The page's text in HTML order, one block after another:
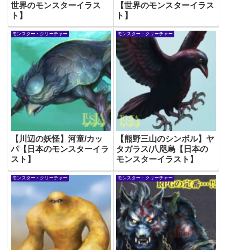
世界のモンスターイラス
ト】
【世界のモンスターイラス
ト】
モンスター・クリーチャー
【川辺の妖怪】河童/カッ
パ【日本のモンスターイラ
スト】
モンスター・クリーチャー
【熊野三山のシンボル】ヤ
タガラス/八咫烏【日本の
モンスターイラスト】
モンスター・クリーチャー モンスター・クリーチャー